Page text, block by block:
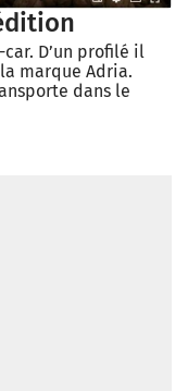
D’un profilé il
marque Adria.
dans le